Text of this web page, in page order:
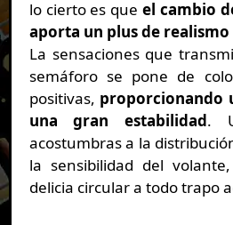
lo cierto es que el cambio
aporta un plus de
La sensaciones que
semáforo se pone de
positivas, proporcionando
una gran estabilidad.
acostumbras a la
la sensibilidad del
delicia circular a todo trapo